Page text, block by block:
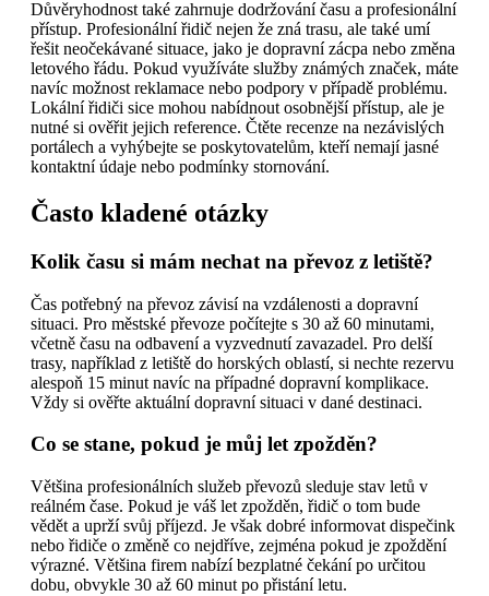
Důvěryhodnost také zahrnuje dodržování času a profesionální
přístup. Profesionální řidič nejen že zná trasu, ale také umí
řešit neočekávané situace, jako je dopravní zácpa nebo změna
letového řádu. Pokud využíváte služby známých značek, máte
navíc možnost reklamace nebo podpory v případě problému.
Lokální řidiči sice mohou nabídnout osobnější přístup, ale je
nutné si ověřit jejich reference. Čtěte recenze na nezávislých
portálech a vyhýbejte se poskytovatelům, kteří nemají jasné
kontaktní údaje nebo podmínky stornování.
Často kladené otázky
Kolik času si mám nechat na převoz z letiště?
Čas potřebný na převoz závisí na vzdálenosti a dopravní
situaci. Pro městské převoze počítejte s 30 až 60 minutami,
včetně času na odbavení a vyzvednutí zavazadel. Pro delší
trasy, například z letiště do horských oblastí, si nechte rezervu
alespoň 15 minut navíc na případné dopravní komplikace.
Vždy si ověřte aktuální dopravní situaci v dané destinaci.
Co se stane, pokud je můj let zpožděn?
Většina profesionálních služeb převozů sleduje stav letů v
reálném čase. Pokud je váš let zpožděn, řidič o tom bude
vědět a uprží svůj příjezd. Je však dobré informovat dispečink
nebo řidiče o změně co nejdříve, zejména pokud je zpoždění
výrazné. Většina firem nabízí bezplatné čekání po určitou
dobu, obvykle 30 až 60 minut po přistání letu.